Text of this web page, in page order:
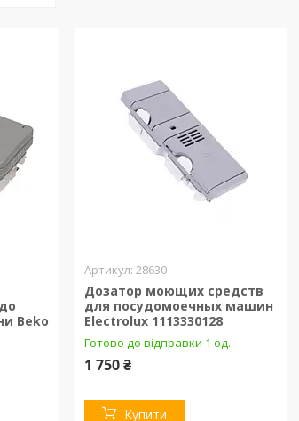
Beko
28630
Дозатор моющих средств
для посудомоечных машин
Electrolux 1113330128
Готово до відправки 1 од.
1 750 ₴
Купити